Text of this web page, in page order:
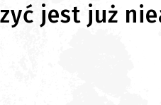
jest już